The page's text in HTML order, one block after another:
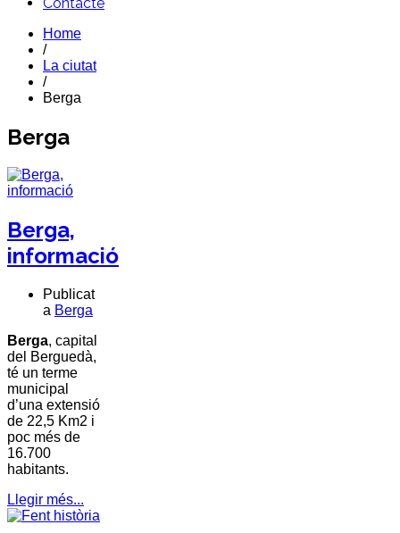
Home
/
La ciutat
/
Berga
Berga
Berga,
informació
Publicat
a Berga
Berga, capital
del Berguedà,
té un terme
municipal
d’una extensió
de 22,5 Km2 i
poc més de
16.700
habitants.
Llegir més...